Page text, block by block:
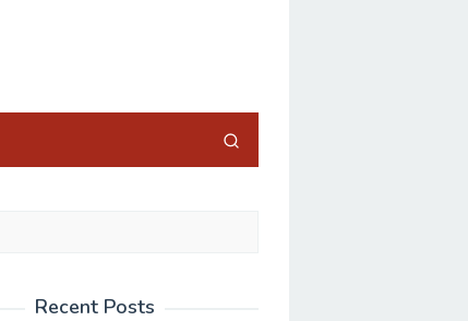
Recent Posts